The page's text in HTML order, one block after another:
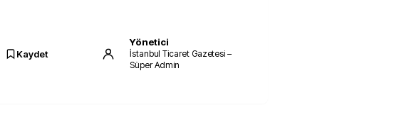
Kaydet
Yönetici
İstanbul Ticaret Gazetesi –
Süper Admin